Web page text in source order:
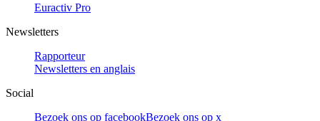
Euractiv Pro
Newsletters
Rapporteur
Newsletters en anglais
Social
Bezoek ons op facebookBezoek ons op x